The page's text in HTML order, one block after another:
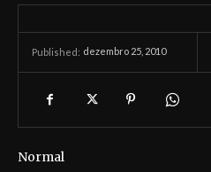
Published: dezembro 25, 2010
Normal